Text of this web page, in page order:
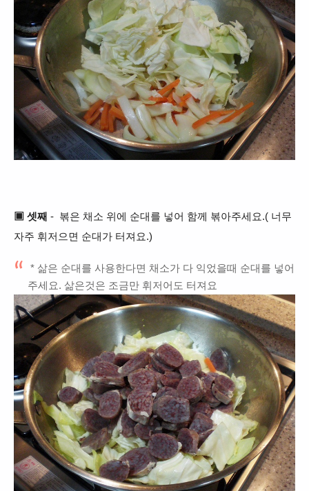
▣ 셋째 - 볶은 채소 위에 순대를 넣어 함께 볶아주세요.( 너무
자주 휘저으면 순대가 터져요.)
* 삶은 순대를 사용한다면 채소가 다 익었을때 순대를 넣어
주세요. 삶은것은 조금만 휘저어도 터져요